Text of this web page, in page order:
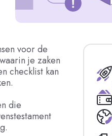
voor de
je zaken
checklist kan
die